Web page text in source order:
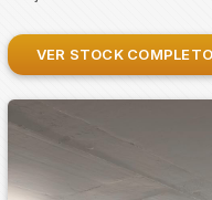
VER STOCK